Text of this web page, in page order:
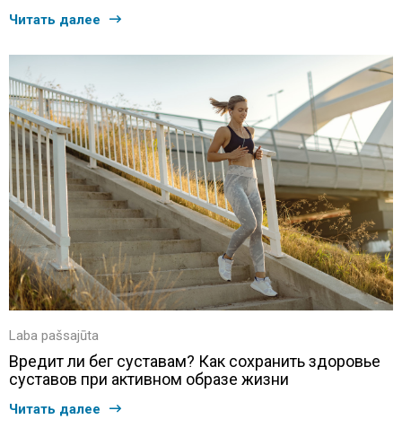
Читать далее
Laba pašsajūta
Вредит ли бег суставам? Как сохранить здоровье
суставов при активном образе жизни
Читать далее